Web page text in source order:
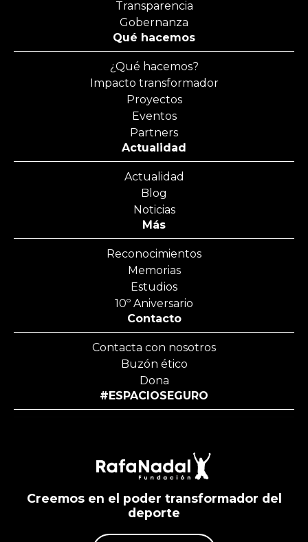
Transparencia
Gobernanza
Qué hacemos
¿Qué hacemos?
Impacto transformador
Proyectos
Eventos
Partners
Actualidad
Actualidad
Blog
Noticias
Más
Reconocimientos
Memorias
Estudios
10º Aniversario
Contacto
Contacta con nosotros
Buzón ético
Dona
#ESPACIOSEGURO
Creemos en el poder transformador del
deporte